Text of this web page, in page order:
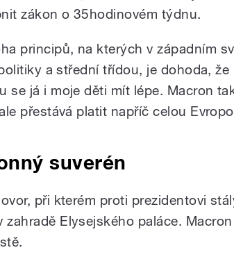
zákon o 35hodinovém týdnu.
principů, na kterých v západním
a střední třídou, je dohoda,
se já i moje děti mít lépe. Macron
přestává platit napříč celou
suverén
při kterém proti prezidentovi
zahradě Elysejského paláce.